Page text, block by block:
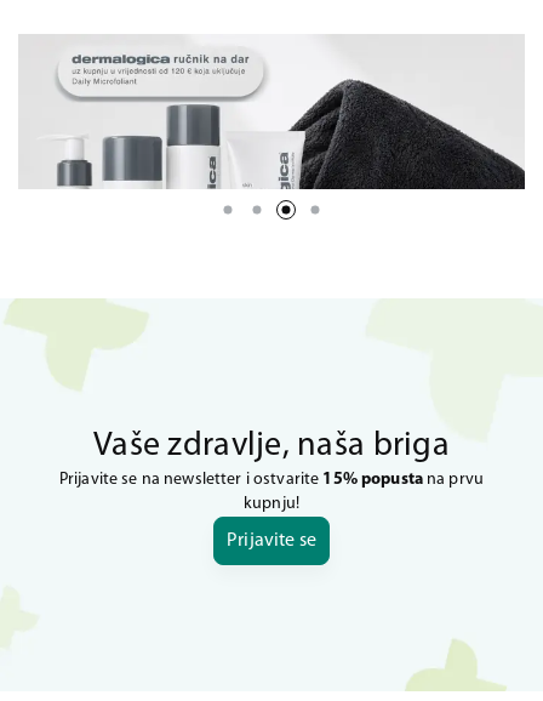
Vaše zdravlje, naša briga
Prijavite se na newsletter i ostvarite 15% popustana prvu
kupnju!
Prijavite se